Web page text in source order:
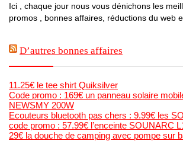
Ici , chaque jour nous vous dénichons les
promos , bonnes affaires, réductions du web
D’autres bonnes affaires
11.25€ le tee shirt Quiksilver
Code promo : 169€ un panneau solaire
NEWSMY 200W
Ecouteurs bluetooth pas chers : 9.99€ les
code promo : 57.99€ l’enceinte SOUNARC
29€ la douche de camping avec pompe sur